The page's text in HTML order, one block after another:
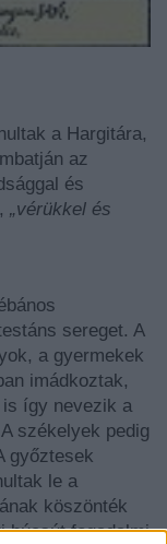
a Hargitára,
az
és
„vérükkel és
sereget. A
a gyermekek
imádkoztak,
így nevezik a
székelyek pedig
győztesek
le a
köszönték
búcsút fogadalmi